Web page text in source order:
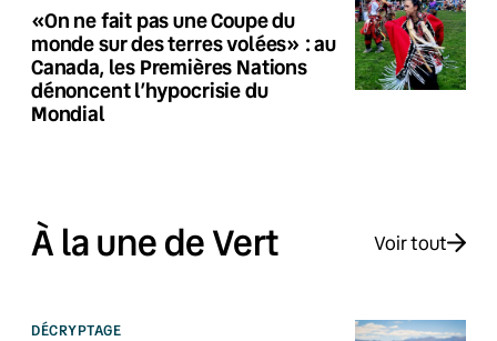
«On ne fait pas une Coupe du
monde sur des terres volées» : au
Canada, les Premières Nations
dénoncent l’hypocrisie du
Mondial
À la une de Vert Voir tout
DÉCRYPTAGE